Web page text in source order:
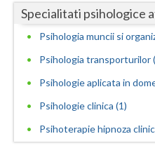
Timis
Tulcea
Valcea
Specialitati psihologice
Psihologia muncii si
Psihologia transporturilor
Psihologie aplicata in
Psihologie clinica (1)
Psihoterapie hipnoza